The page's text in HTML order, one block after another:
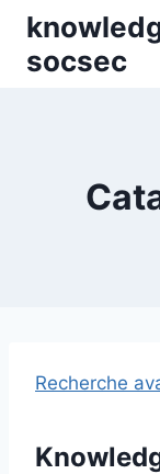
Skip
content
socsec
Recherche